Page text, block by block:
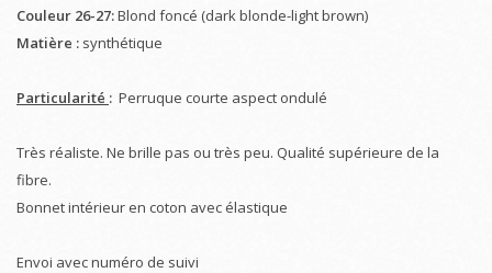
Couleur 26-27:Blond foncé (dark blonde-light brown)
Matière : synthétique
Particularité : Perruque courte aspect ondulé
Très réaliste. Ne brille pas ou très peu. Qualité supérieure de la
fibre.
Bonnet intérieur en coton avec élastique
Envoi avec numéro de suivi